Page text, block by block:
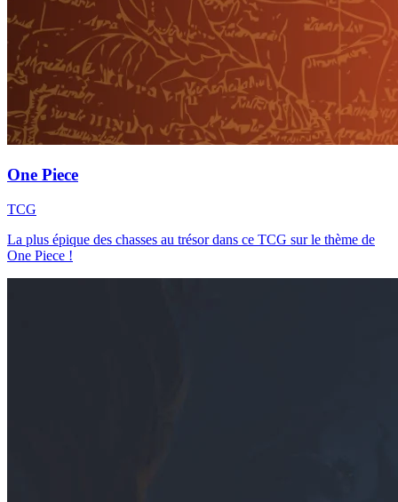
One Piece
TCG
La plus épique des chasses au trésor dans ce TCG sur le thème de
One Piece !